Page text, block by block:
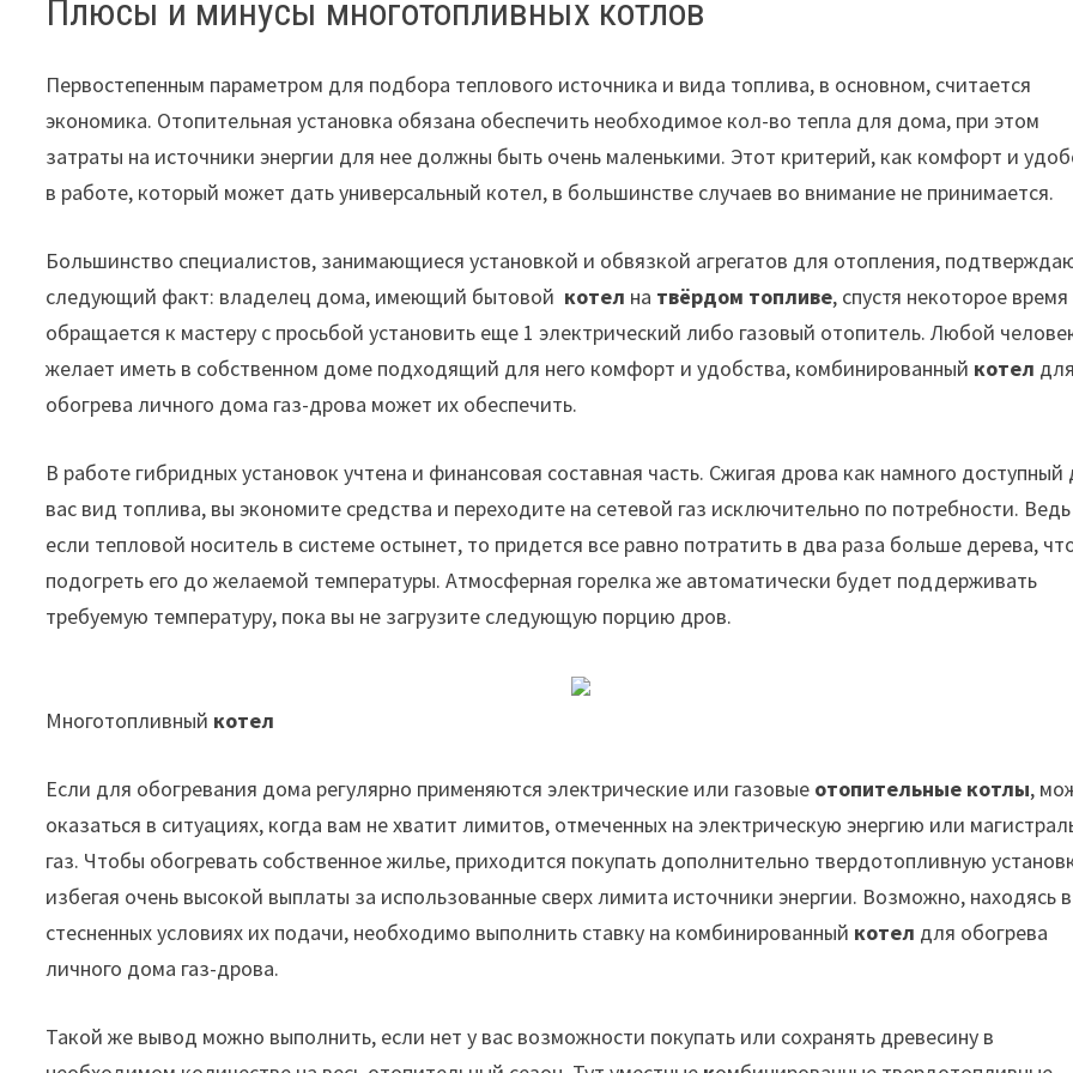
Плюсы и минусы многотопливных котлов
Первостепенным параметром для подбора теплового источника и вида топлива, в основном, считается
экономика. Отопительная установка обязана обеспечить необходимое кол-во тепла для дома, при этом
затраты на источники энергии для нее должны быть очень маленькими. Этот критерий, как комфорт и
в работе, который может дать универсальный котел, в большинстве случаев во внимание не принимается.
Большинство специалистов, занимающиеся установкой и обвязкой агрегатов для отопления,
следующий факт: владелец дома, имеющий бытовой котел на твёрдом топливе, спустя некоторое время
обращается к мастеру с просьбой установить еще 1 электрический либо газовый отопитель. Любой
желает иметь в собственном доме подходящий для него комфорт и удобства, комбинированный котел для
обогрева личного дома газ-дрова может их обеспечить.
В работе гибридных установок учтена и финансовая составная часть. Сжигая дрова как намного доступный
вас вид топлива, вы экономите средства и переходите на сетевой газ исключительно по потребности. Ведь
если тепловой носитель в системе остынет, то придется все равно потратить в два раза больше дерева,
подогреть его до желаемой температуры. Атмосферная горелка же автоматически будет поддерживать
требуемую температуру, пока вы не загрузите следующую порцию дров.
Многотопливный котел
Если для обогревания дома регулярно применяются электрические или газовые отопительные котлы,
оказаться в ситуациях, когда вам не хватит лимитов, отмеченных на электрическую энергию или
газ. Чтобы обогревать собственное жилье, приходится покупать дополнительно твердотопливную
избегая очень высокой выплаты за использованные сверх лимита источники энергии. Возможно, находясь в
стесненных условиях их подачи, необходимо выполнить ставку на комбинированный котел для обогрева
личного дома газ-дрова.
Такой же вывод можно выполнить, если нет у вас возможности покупать или сохранять древесину в